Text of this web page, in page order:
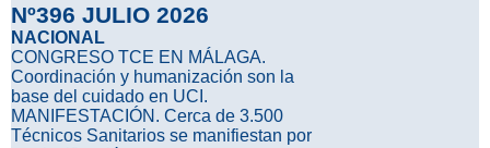
Nº396 JULIO 2026
NACIONAL
CONGRESO TCE EN MÁLAGA.
Coordinación y humanización son la
base del cuidado en UCI.
MANIFESTACIÓN. Cerca de 3.500
Técnicos Sanitarios se manifiestan por